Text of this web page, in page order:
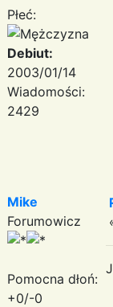
Płeć:
Debiut:
2003/01/14
Wiadomości:
2429
Mike
Forumowicz
Pomocna dłoń:
+0/-0